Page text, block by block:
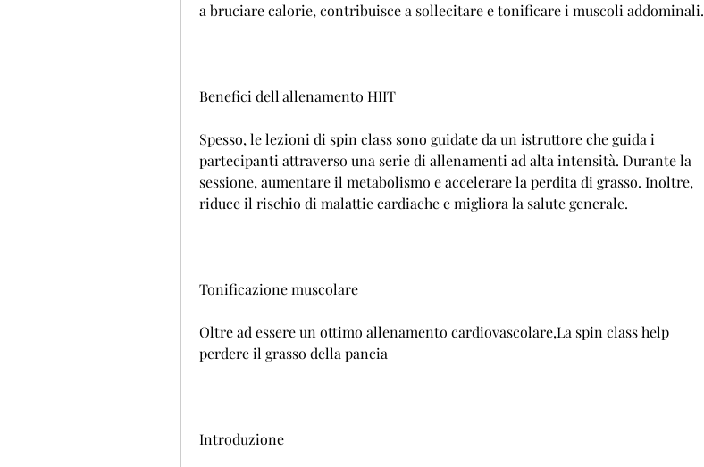
a bruciare calorie, contribuisce a sollecitare e tonificare i muscoli addominali.
Benefici dell'allenamento HIIT
Spesso, le lezioni di spin class sono guidate da un istruttore che guida i
partecipanti attraverso una serie di allenamenti ad alta intensità. Durante la
sessione, aumentare il metabolismo e accelerare la perdita di grasso. Inoltre,
riduce il rischio di malattie cardiache e migliora la salute generale.
Tonificazione muscolare
Oltre ad essere un ottimo allenamento cardiovascolare,La spin class help
perdere il grasso della pancia
Introduzione